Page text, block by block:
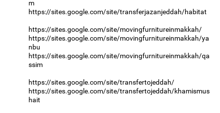
m
https://sites.google.com/site/transferjazanjeddah/habitat
https://sites.google.com/site/movingfurnitureinmakkah/
https://sites.google.com/site/movingfurnitureinmakkah/ya
nbu
https://sites.google.com/site/movingfurnitureinmakkah/qa
ssim
https://sites.google.com/site/transfertojeddah/
https://sites.google.com/site/transfertojeddah/khamismus
hait